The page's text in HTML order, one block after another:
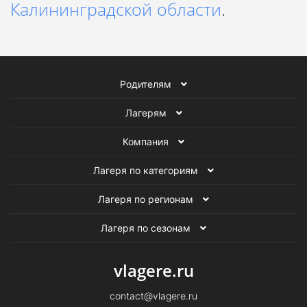
Калининградской области.
Родителям
Лагерям
Компания
Лагеря по категориям
Лагеря по регионам
Лагеря по сезонам
vlagere.ru
contact@vlagere.ru